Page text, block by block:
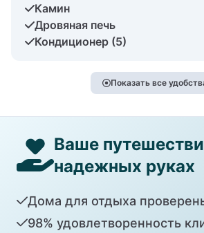
Камин
Дровяная печь
Кондиционер (5)
Показать все
Ваше
надежных руках
Дома для отдыха
98% удовлетворенность